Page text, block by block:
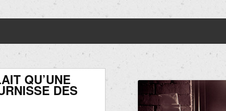
au
QU’UNE
DES